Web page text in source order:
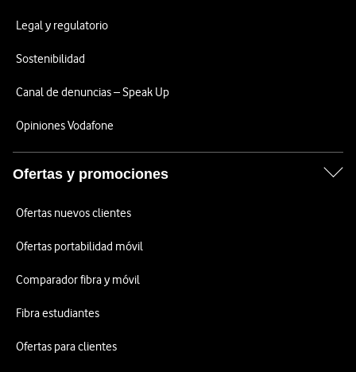
Legal y regulatorio
Sostenibilidad
Canal de denuncias – Speak Up
Opiniones Vodafone
Ofertas y promociones
Ofertas nuevos clientes
Ofertas portabilidad móvil
Comparador fibra y móvil
Fibra estudiantes
Ofertas para clientes